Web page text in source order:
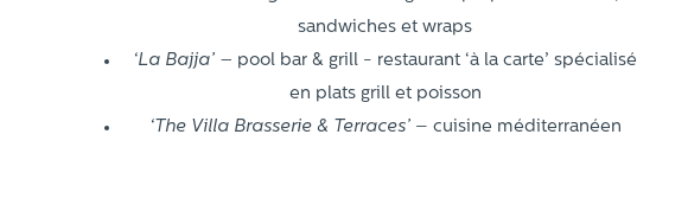
sandwiches et wraps
‘La Bajja’ – pool bar & grill - restaurant ‘à la carte’ spécialisé
en plats grill et poisson
‘The Villa Brasserie & Terraces’ – cuisine méditerranéen